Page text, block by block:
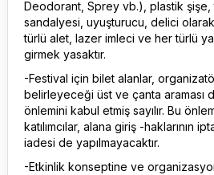
Deodorant, Sprey vb.), plastik
sandalyesi, uyuşturucu, delici
türlü alet, lazer imleci ve her türlü
girmek yasaktır.
-Festival için bilet alanlar,
belirleyeceği üst ve çanta araması
önlemini kabul etmiş sayılır. Bu
katılımcılar, alana giriş -haklarının
iadesi de yapılmayacaktır.
-Etkinlik konseptine ve